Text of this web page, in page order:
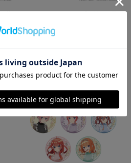
￥1,650(税込み)